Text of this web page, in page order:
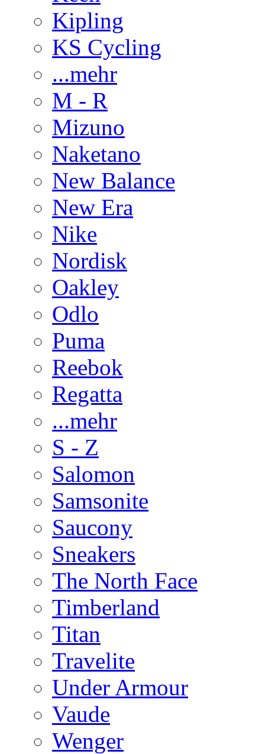
Kipling
KS Cycling
...mehr
M - R
Mizuno
Naketano
New Balance
New Era
Nike
Nordisk
Oakley
Odlo
Puma
Reebok
Regatta
...mehr
S - Z
Salomon
Samsonite
Saucony
Sneakers
The North Face
Timberland
Titan
Travelite
Under Armour
Vaude
Wenger